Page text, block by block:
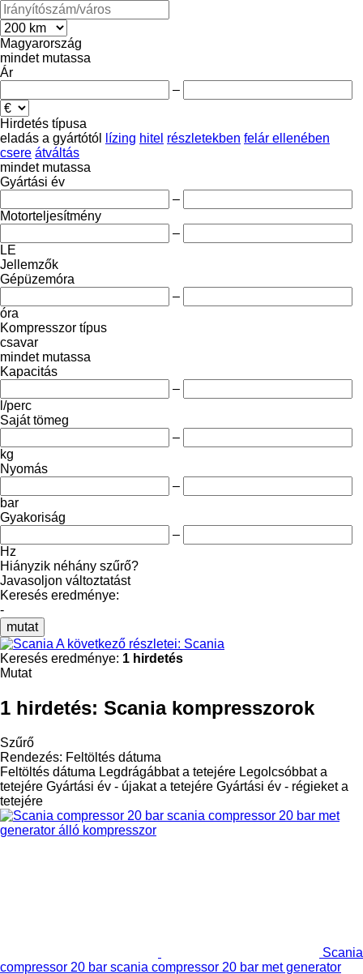
Magyarország
mindet mutassa
Ár
–
Hirdetés típusa
eladás a gyártótól lízing hitel részletekben felár ellenében
csere átváltás
mindet mutassa
Gyártási év
–
Motorteljesítmény
–
LE
Jellemzők
Gépüzemóra
–
óra
Kompresszor típus
csavar
mindet mutassa
Kapacitás
–
l/perc
Saját tömeg
–
kg
Nyomás
–
bar
Gyakoriság
–
Hz
Hiányzik néhány szűrő?
Javasoljon változtatást
Keresés eredménye:
-
mutat
A következő részletei: Scania
Keresés eredménye: 1 hirdetés
Mutat
1 hirdetés: Scania kompresszorok
Szűrő
Rendezés: Feltöltés dátuma
Feltöltés dátuma Legdrágábbat a tetejére Legolcsóbbat a
tetejére Gyártási év - újakat a tetejére Gyártási év - régieket a
tetejére
Scania
compressor 20 bar scania compressor 20 bar met generator